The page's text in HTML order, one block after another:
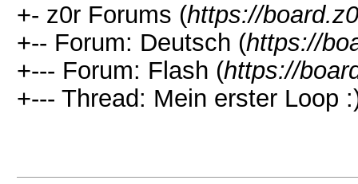
+- z0r Forums (https://
+-- Forum: Deutsch (https://
+--- Forum: Flash (https://
+--- Thread: Mein erster Loop